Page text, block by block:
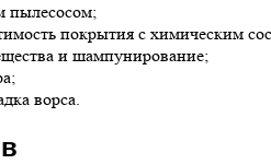
пылесосом;
покрытия с химическим
и шампунирование;
ворса.